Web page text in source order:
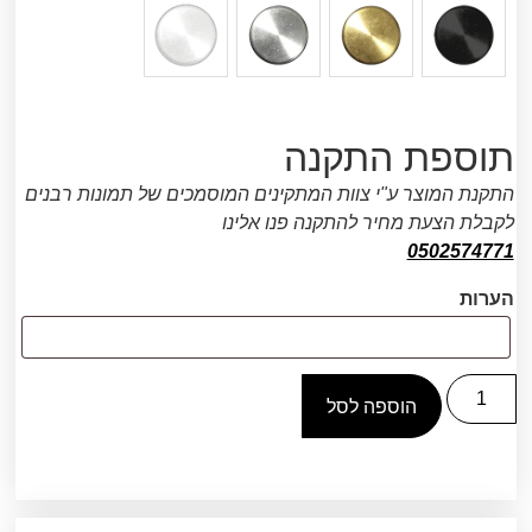
תוספת התקנה
התקנת המוצר ע"י צוות המתקינים המוסמכים של תמונות רבנים
לקבלת הצעת מחיר להתקנה פנו אלינו
0502574771
הערות
הוספה לסל